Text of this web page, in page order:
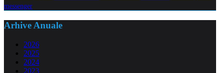
messenger
Arhive Anuale
2026
2025
2024
2023